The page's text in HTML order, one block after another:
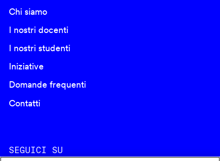
Chi siamo
I nostri docenti
I nostri studenti
Iniziative
Domande frequenti
Contatti
SEGUICI SU